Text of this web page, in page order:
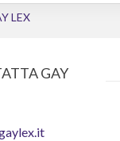
LEX
GAY